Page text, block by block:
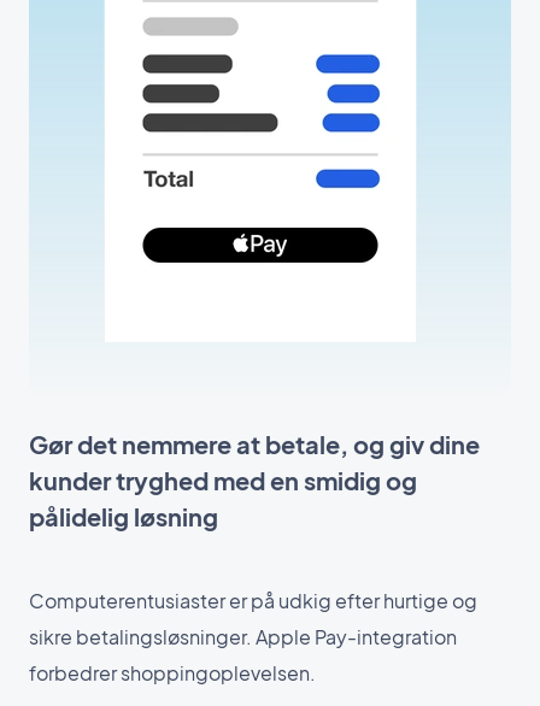
Gør det nemmere at betale, og giv dine
kunder tryghed med en smidig og
pålidelig løsning
Computerentusiaster er på udkig efter hurtige og
sikre betalingsløsninger. Apple Pay-integration
forbedrer shoppingoplevelsen.